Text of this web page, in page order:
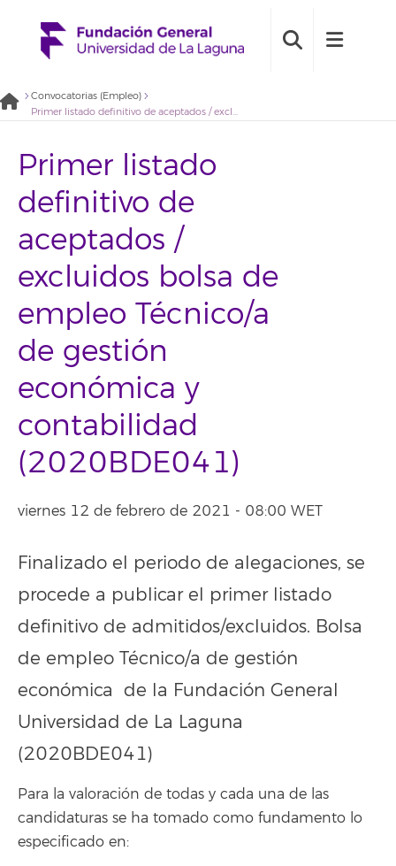
Convocatorias (Empleo)
Primer listado definitivo de aceptados / excluidos bolsa de empleo Técnico/a de gestión económica y contabilidad (2020BDE041)
Primer listado
definitivo de
aceptados /
excluidos bolsa de
empleo Técnico/a
de gestión
económica y
contabilidad
(2020BDE041)
viernes 12 de febrero de 2021 - 08:00 WET
Finalizado el periodo de alegaciones, se
procede a publicar el primer listado
definitivo de admitidos/excluidos. Bolsa
de empleo Técnico/a de gestión
económica de la Fundación General
Universidad de La Laguna
(2020BDE041)
Para la valoración de todas y cada una de las
candidaturas se ha tomado como fundamento lo
especificado en: